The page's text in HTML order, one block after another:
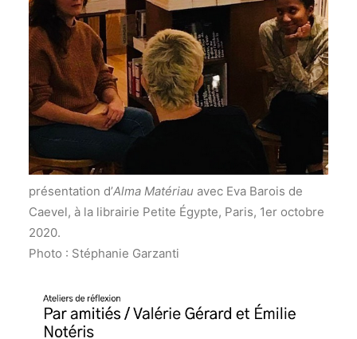
présentation d’Alma Matériau avec Eva Barois de
Caevel, à la librairie Petite Égypte, Paris, 1er octobre
2020.
Photo : Stéphanie Garzanti